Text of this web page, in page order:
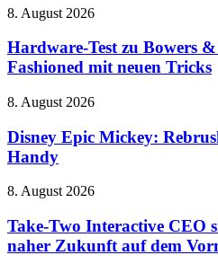
des
Jackson-
Biopics
Hardware-
zu
Bowers
&
Pi8
Old
Fashioned
neuen
8. August 2026
Hardware-Test zu Bowers
Fashioned mit neuen Tricks
Disney
Mickey:
Rebrushed
–
auf
Handy
8. August 2026
Disney Epic Mickey:
Handy
Take-
Interactive
CEO
sieht
8. August 2026
Take-Two Interactive CEO
naher Zukunft auf dem